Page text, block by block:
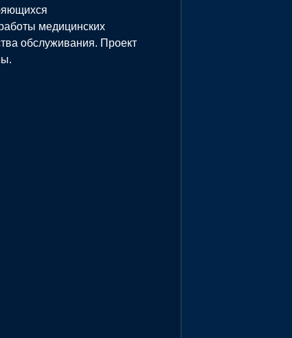
медицинских
обслуживания. Проект